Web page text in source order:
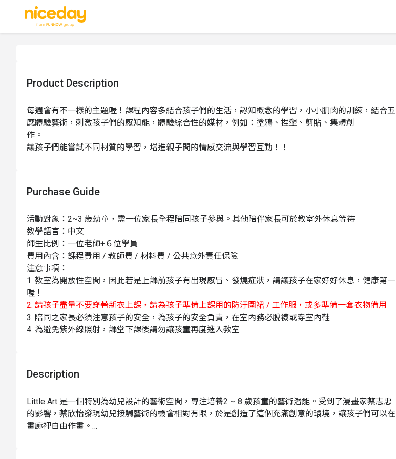
Product Description
每週會有不一樣的主題喔！課程內容多結合孩子們的生活，認知概念的學習，小小肌肉的訓練，結合五
感體驗藝術，刺激孩子們的感知能，體驗綜合性的媒材，例如：塗鴉、捏塑、剪貼、集體創
作。
讓孩子們能嘗試不同材質的學習，增進親子間的情感交流與學習互動！！
Purchase Guide
活動對象：2~3 歲幼童，需一位家長全程陪同孩子參與。其他陪伴家長可於教室外休息等待
教學語言：中文
師生比例：一位老師+６位學員
費用內含：課程費用 / 教師費 / 材料費 / 公共意外責任保險
注意事項：
1. 教室為開放性空間，因此若是上課前孩子有出現感冒、發燒症狀，請讓孩子在家好好休息，健康第一
喔！
2. 請孩子盡量不要穿著新衣上課，請為孩子準備上課用的防汙圍裙 / 工作服，或多準備一套衣物備用
3. 陪同之家長必須注意孩子的安全，為孩子的安全負責，在室內務必脫襪或穿室內鞋
4. 為避免紫外線照射，課堂下課後請勿讓孩童再度進入教室
7. 報名頁面照片僅供參考，課程主題依實際當日上課主題為主；若需事先瞭解上課內容，可致電活動單
天氣因素：如遇颱風等天災，依台北市政府規定公告停課，不予退費但可選擇梯次補課，little art保有課
程內容調整之權利。
停車資訊：
Description
Little Art 是一個特別為幼兒設計的藝術空間，專注培養2 ~ 8 歲孩童的藝術潛能。受到了漫畫家蔡志忠
的影響，蔡欣怡發現幼兒接觸藝術的機會相對有限，於是創造了這個充滿創意的環境，讓孩子們可以在
畫廊裡自由作畫。